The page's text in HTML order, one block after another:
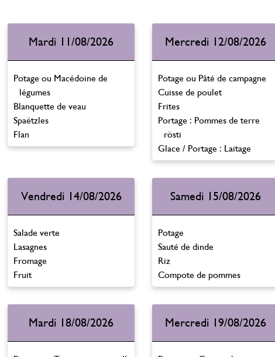
Mardi 11/08/2026
Potage ou Macédoine de
légumes
Blanquette de veau
Spaëtzles
Flan
Mercredi 12/08/2026
Potage ou Pâté de campagne
Cuisse de poulet
Frites
Portage : Pommes de terre
rösti
Glace / Portage : Laitage
Vendredi 14/08/2026
Salade verte
Lasagnes
Fromage
Fruit
Samedi 15/08/2026
Potage
Sauté de dinde
Riz
Compote de pommes
Mardi 18/08/2026 Mercredi 19/08/2026